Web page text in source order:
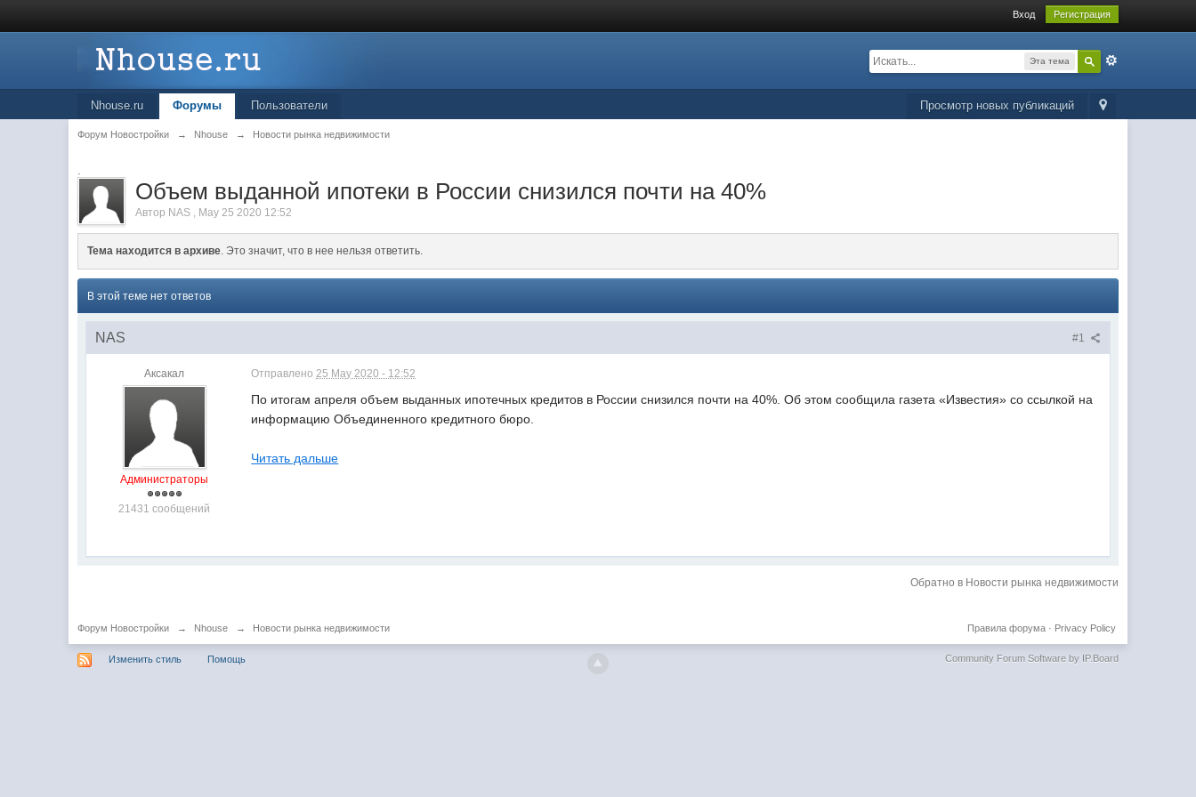
Вход Регистрация
Эта тема
Просмотр новых публикаций
Nhouse.ru Форумы Пользователи
Форум Новостройки → Nhouse → Новости рынка недвижимости
.
Объем выданной ипотеки в России снизился почти на 40%
Автор NAS , May 25 2020 12:52
Тема находится в архиве. Это значит, что в нее нельзя ответить.
В этой теме нет ответов
#1
NAS
Аксакал
Администраторы
21431 сообщений
Отправлено25 May 2020 - 12:52
По итогам апреля объем выданных ипотечных кредитов в России снизился почти на 40%. Об этом сообщила газета «Известия» со ссылкой на
информацию Объединенного кредитного бюро.
Читать дальше
Обратно в Новости рынка недвижимости
Форум Новостройки → Nhouse → Новости рынка недвижимости Privacy Policy
Правила форума·
Изменить стиль Помощь Community Forum Software by IP.Board